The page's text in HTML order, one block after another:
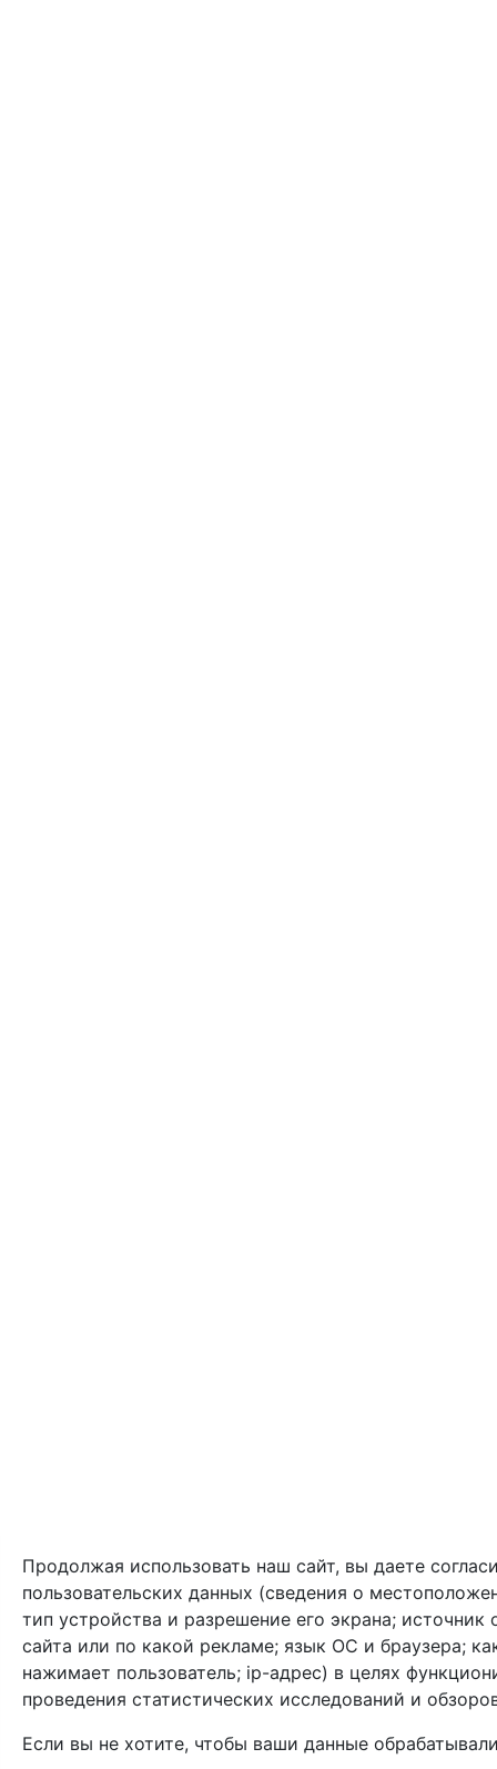
Продолжая использовать наш сайт, вы даете
пользовательских данных (сведения о
тип устройства и разрешение его экрана; источник
сайта или по какой рекламе; язык ОС и браузера;
нажимает пользователь; ip-адрес) в целях
проведения статистических исследований и
Если вы не хотите, чтобы ваши данные